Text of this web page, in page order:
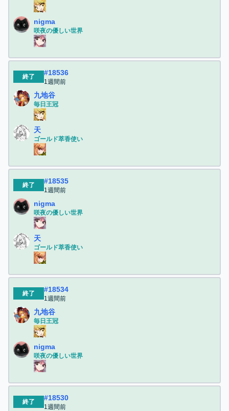
nigma
咲夜の優しい世界
終了 #18536
1週間前
九地谷
毎日王冠
天
ゴールド萃香使い
終了 #18535
1週間前
nigma
咲夜の優しい世界
天
ゴールド萃香使い
終了 #18534
1週間前
九地谷
毎日王冠
nigma
咲夜の優しい世界
終了 #18530
1週間前